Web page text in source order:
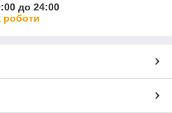
до 24:00
роботи